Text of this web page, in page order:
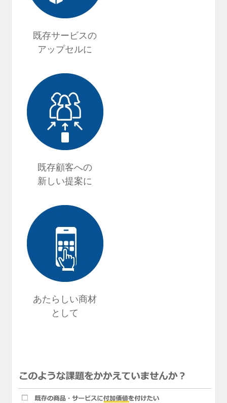
既存サービスの
アップセルに
既存顧客への
新しい提案に
あたらしい商材
として